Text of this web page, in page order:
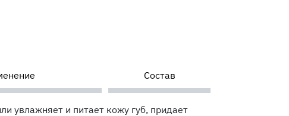
Состав
увлажняет и питает кожу губ, придает